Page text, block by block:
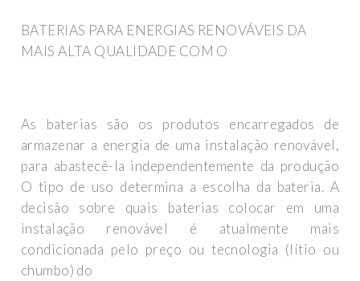
BATERIAS PARA ENERGIAS RENOVÁVEIS DA
MAIS ALTA QUALIDADE COM O
As baterias são os produtos encarregados de
armazenar a energia de uma instalação renovável,
para abastecê-la independentemente da produção
O tipo de uso determina a escolha da bateria. A
decisão sobre quais baterias colocar em uma
instalação renovável é atualmente mais
condicionada pelo preço ou tecnologia (lítio ou
chumbo) do